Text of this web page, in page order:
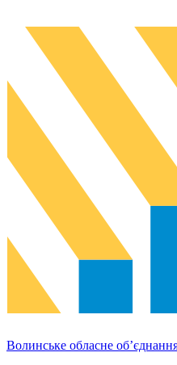
Волинське обласне